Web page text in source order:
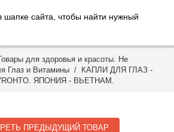
шапке сайта, чтобы найти нужный
для здоровья и красоты. Не
Глаз и Витамины / КАПЛИ ДЛЯ ГЛАЗ -
ЯПОНИЯ - ВЬЕТНАМ.
ПРЕДЫДУЩИЙ ТОВАР